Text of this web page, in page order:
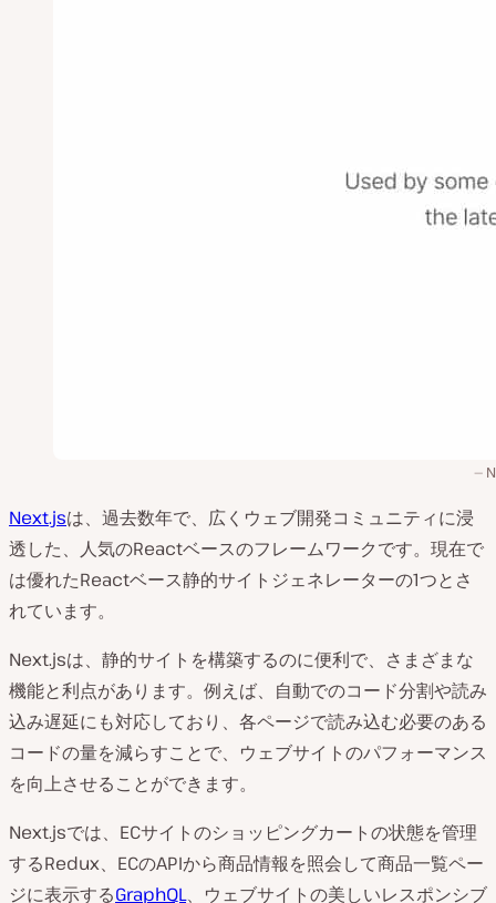
Next.jsは、過去数年で、広くウェブ開発コミュニティに浸
透した、人気のReactベースのフレームワークです。現在で
は優れたReactベース静的サイトジェネレーターの1つとさ
れています。
Next.jsは、静的サイトを構築するのに便利で、さまざまな
機能と利点があります。例えば、自動でのコード分割や読み
込み遅延にも対応しており、各ページで読み込む必要のある
コードの量を減らすことで、ウェブサイトのパフォーマンス
を向上させることができます。
Next.jsでは、ECサイトのショッピングカートの状態を管理
するRedux、ECのAPIから商品情報を照会して商品一覧ペー
ジに表示するGraphQL、ウェブサイトの美しいレスポンシブ